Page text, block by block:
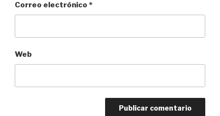
Correo electrónico *
Web